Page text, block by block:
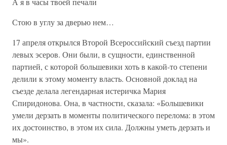
Стою в углу за дверью нем…
17 апреля открылся Второй Всероссийский съезд партии
левых эсеров. Они были, в сущности, единственной
партией, с которой большевики хоть в какой-то степени
делили к этому моменту власть. Основной доклад на
съезде делала легендарная истеричка Мария
Спиридонова. Она, в частности, сказала: «Большевики
умели дерзать в моменты политического перелома: в этом
их достоинство, в этом их сила. Должны уметь дерзать и
мы».